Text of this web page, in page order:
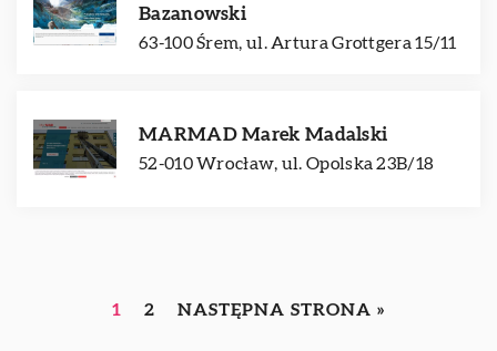
Bazanowski
63-100 Śrem, ul. Artura Grottgera 15/11
MARMAD Marek Madalski
52-010 Wrocław, ul. Opolska 23B/18
1 2 NASTĘPNA STRONA »